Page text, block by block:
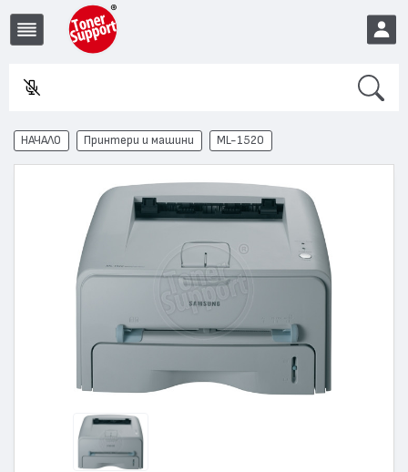
EUR
НАЧАЛО Принтери и машини ML-1520